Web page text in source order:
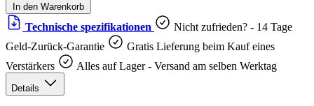
In den Warenkorb
Technische spezifikationen
Nicht zufrieden? - 14 Tage
Geld-Zurück-Garantie
Gratis Lieferung beim Kauf eines
Verstärkers
Alles auf Lager - Versand am selben Werktag
Details